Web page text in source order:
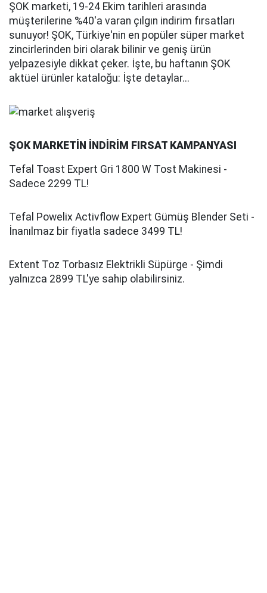
ŞOK marketi, 19-24 Ekim tarihleri arasında
müşterilerine %40'a varan çılgın indirim fırsatları
sunuyor! ŞOK, Türkiye'nin en popüler süper market
zincirlerinden biri olarak bilinir ve geniş ürün
yelpazesiyle dikkat çeker. İşte, bu haftanın ŞOK
aktüel ürünler kataloğu: İşte detaylar...
ŞOK MARKETİN İNDİRİM FIRSAT KAMPANYASI
Tefal Toast Expert Gri 1800 W Tost Makinesi -
Sadece 2299 TL!
Tefal Powelix Activflow Expert Gümüş Blender Seti -
İnanılmaz bir fiyatla sadece 3499 TL!
Extent Toz Torbasız Elektrikli Süpürge - Şimdi
yalnızca 2899 TL'ye sahip olabilirsiniz.